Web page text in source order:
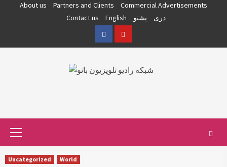
About us Partners and Clients
Commercial Advertisements
Contact us
English پشتو
دری
FacebookYouTube
Uncategorized World